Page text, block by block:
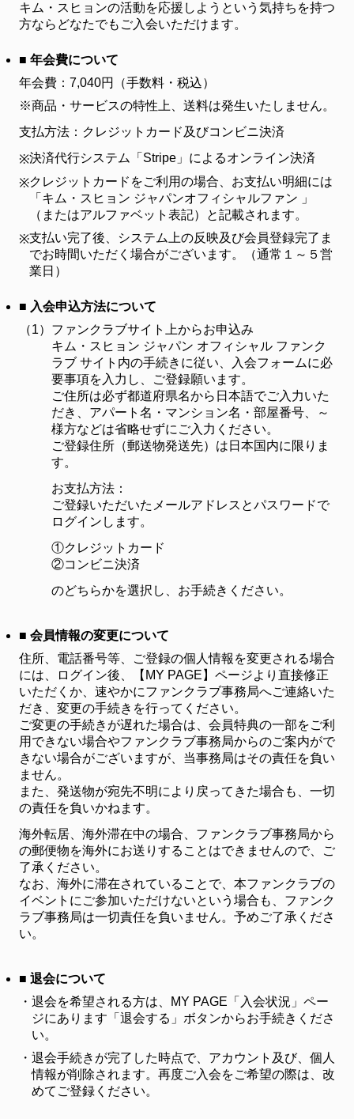
キム・スヒョンの活動を応援しようという気持ちを持つ
方ならどなたでもご入会いただけます。
■ 年会費について
年会費：7,040円（手数料・税込）
※商品・サービスの特性上、送料は発生いたしません。
支払方法：クレジットカード及びコンビニ決済
※決済代行システム「Stripe」によるオンライン決済
※クレジットカードをご利用の場合、お支払い明細には
「キム・スヒョン ジャパンオフィシャルファン 」
（またはアルファベット表記）と記載されます。
※支払い完了後、システム上の反映及び会員登録完了ま
でお時間いただく場合がございます。（通常１～５営
業日）
■ 入会申込方法について
（1） ファンクラブサイト上からお申込み
キム・スヒョン ジャパン オフィシャル ファンク
ラブ サイト内の手続きに従い、入会フォームに必
要事項を入力し、ご登録願います。
ご住所は必ず都道府県名から日本語でご入力いた
だき、アパート名・マンション名・部屋番号、～
様方などは省略せずにご入力ください。
ご登録住所（郵送物発送先）は日本国内に限りま
す。
お支払方法：
ご登録いただいたメールアドレスとパスワードで
ログインします。
①クレジットカード
②コンビニ決済
のどちらかを選択し、お手続きください。
■ 会員情報の変更について
住所、電話番号等、ご登録の個人情報を変更される場合
には、ログイン後、【MY PAGE】ページより直接修正
いただくか、速やかにファンクラブ事務局へご連絡いた
だき、変更の手続きを行ってください。
ご変更の手続きが遅れた場合は、会員特典の一部をご利
用できない場合やファンクラブ事務局からのご案内がで
きない場合がございますが、当事務局はその責任を負い
ません。
また、発送物が宛先不明により戻ってきた場合も、一切
の責任を負いかねます。
海外転居、海外滞在中の場合、ファンクラブ事務局から
の郵便物を海外にお送りすることはできませんので、ご
了承ください。
なお、海外に滞在されていることで、本ファンクラブの
イベントにご参加いただけないという場合も、ファンク
ラブ事務局は一切責任を負いません。予めご了承くださ
い。
■ 退会について
・ 退会を希望される方は、MY PAGE「入会状況」ペー
ジにあります「退会する」ボタンからお手続きくださ
い。
・ 退会手続きが完了した時点で、アカウント及び、個人
情報が削除されます。再度ご入会をご希望の際は、改
めてご登録ください。